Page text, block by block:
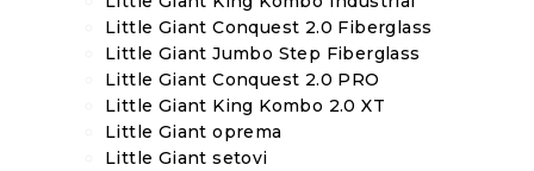
Little Giant Conquest 2.0 Fiberglass
Little Giant Jumbo Step Fiberglass
Little Giant Conquest 2.0 PRO
Little Giant King Kombo 2.0 XT
Little Giant oprema
Little Giant setovi